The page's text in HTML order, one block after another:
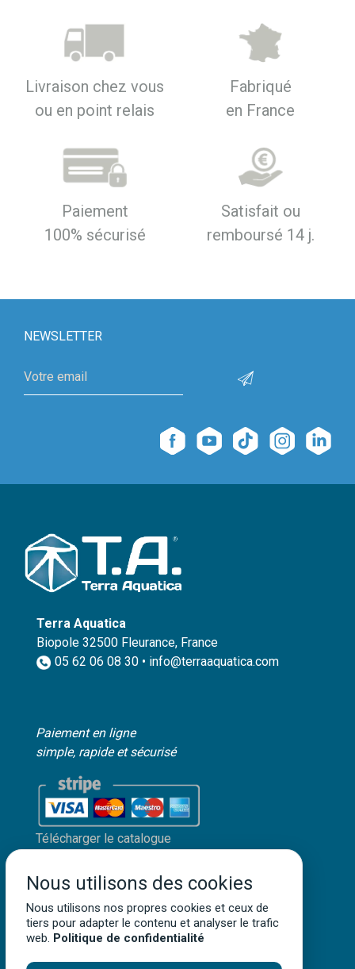
Livraison chez vous
ou en point relais
Fabriqué
en France
Paiement
100% sécurisé
Satisfait ou
remboursé 14 j.
NEWSLETTER
Terra Aquatica
Biopole 32500 Fleurance, France
05 62 06 08 30 • info@terraaquatica.com
Paiement en ligne
simple, rapide et sécurisé
Télécharger le catalogue
Mentions légales
Politique de confidentialité
Conditions générales de vente
Nous utilisons des cookies
Nous utilisons nos propres cookies et ceux de
tiers pour adapter le contenu et analyser le trafic
web. Politique de confidentialité